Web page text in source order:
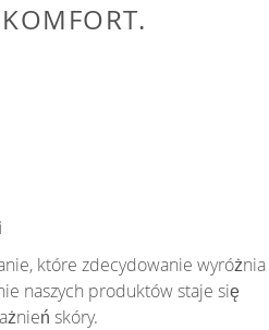
które zdecydowanie wyróżnia
naszych produktów staje się
skóry.